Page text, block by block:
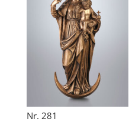
Nr. 281